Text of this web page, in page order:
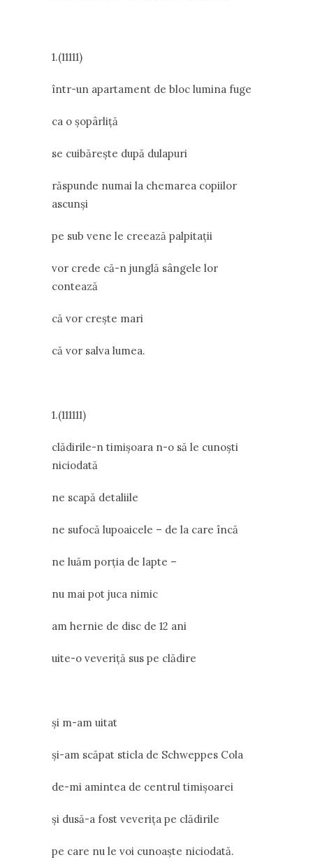
1.(11111)
într-un apartament de bloc lumina fuge
ca o șopârliță
se cuibărește după dulapuri
răspunde numai la chemarea copiilor
ascunși
pe sub vene le creează palpitații
vor crede că-n junglă sângele lor
contează
că vor crește mari
că vor salva lumea.
1.(111111)
clădirile-n timișoara n-o să le cunoști
niciodată
ne scapă detaliile
ne sufocă lupoaicele – de la care încă
ne luăm porția de lapte –
nu mai pot juca nimic
am hernie de disc de 12 ani
uite-o veveriță sus pe clădire
și m-am uitat
și-am scăpat sticla de Schweppes Cola
de-mi amintea de centrul timișoarei
și dusă-a fost veverița pe clădirile
pe care nu le voi cunoaște niciodată.